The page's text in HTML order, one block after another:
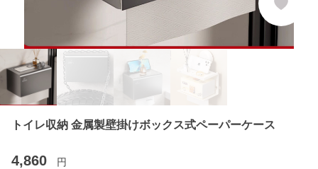
トイレ収納 金属製壁掛けボックス式ペーパーケース
4,860 円